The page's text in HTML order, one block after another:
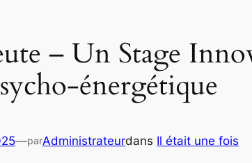
– Un Stage
énergétique
—parAdministrateurdans Il était une fois